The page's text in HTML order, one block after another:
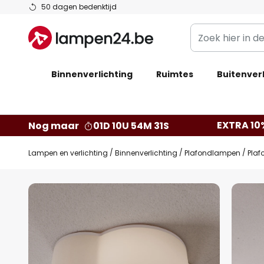
50 dagen bedenktijd
Ga
de
inhoud
Zoek
hier
de
Binnenverlichting Ruimtes
Nog maar 01D 10U 54M 30S EXTRA
Lampen en verlichting Binnenverlichting Plafondlampen
Ga